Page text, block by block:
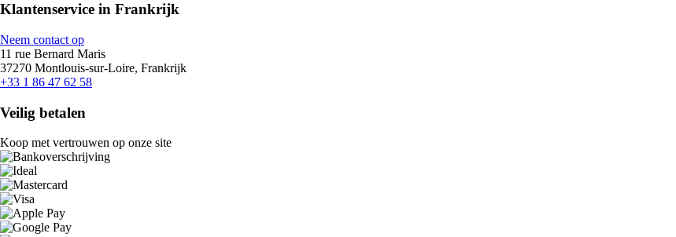
Klantenservice in Frankrijk
Neem contact op
11 rue Bernard Maris
37270 Montlouis-sur-Loire, Frankrijk
+33 1 86 47 62 58
Veilig betalen
Koop met vertrouwen op onze site